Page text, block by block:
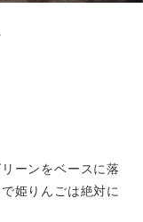
ーンをベースに落
姫りんごは絶対に